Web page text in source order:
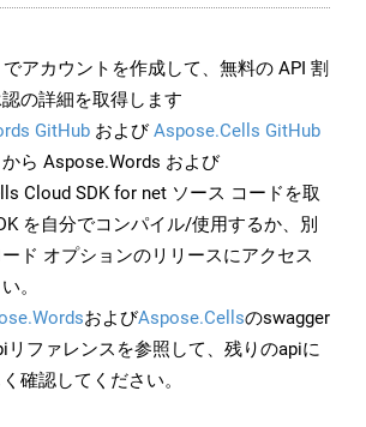
でアカウントを作成して、無料の API 割
の詳細を取得します
GitHub およびAspose.Cells GitHub
ら Aspose.Words および
Cloud SDK for net ソース コードを取
を自分でコンパイル/使用するか、別
ド オプションのリリースにアクセス
。
およびAspose.Cellsのswagger
リファレンスを参照して、残りのapiに
確認してください。